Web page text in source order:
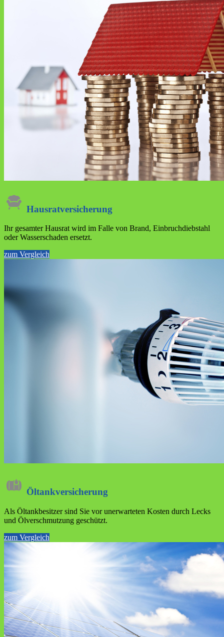
Hausrat­versicherung
Ihr gesamter Hausrat wird im Falle von Brand, Einbruchdiebstahl
oder Wasserschaden ersetzt.
zum Vergleich
Öltankversicherung
Als Öltankbesitzer sind Sie vor unerwarteten Kosten durch Lecks
und Ölverschmutzung geschützt.
zum Vergleich